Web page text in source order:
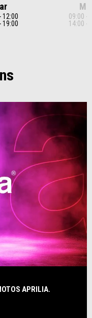
12:00
19:00
09:00 -
14:00 -
APRILIA.